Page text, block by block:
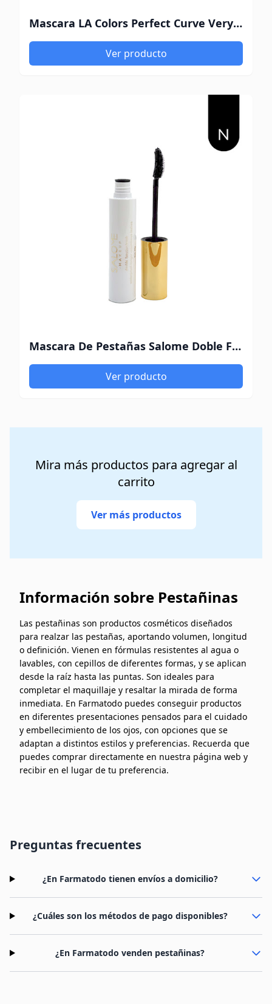
Mascara LA Colors Perfect Curve Very Black
Ver producto
Mascara De Pestañas Salome Doble Funcion Negra WTP x 15 gr
Ver producto
Mira más productos para agregar al
carrito
Ver más productos
Información sobre Pestañinas
Las pestañinas son productos cosméticos diseñados
para realzar las pestañas, aportando volumen, longitud
o definición. Vienen en fórmulas resistentes al agua o
lavables, con cepillos de diferentes formas, y se aplican
desde la raíz hasta las puntas. Son ideales para
completar el maquillaje y resaltar la mirada de forma
inmediata. En Farmatodo puedes conseguir productos
en diferentes presentaciones pensados para el cuidado
y embellecimiento de los ojos, con opciones que se
adaptan a distintos estilos y preferencias. Recuerda que
puedes comprar directamente en nuestra página web y
recibir en el lugar de tu preferencia.
Preguntas frecuentes
¿En Farmatodo tienen envíos a domicilio?
¿Cuáles son los métodos de pago disponibles?
¿En Farmatodo venden pestañinas?